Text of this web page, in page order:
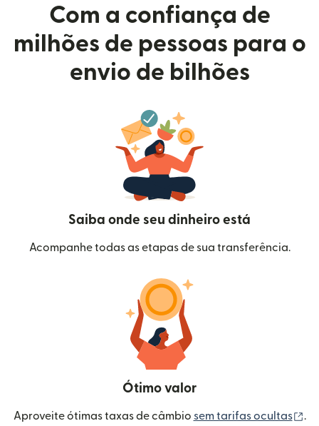
Com a confiança de
milhões de pessoas para o
envio de bilhões
Saiba onde seu dinheiro está
Acompanhe todas as etapas de sua transferência.
Ótimo valor
Aproveite ótimas taxas de câmbio sem tarifas ocultas .